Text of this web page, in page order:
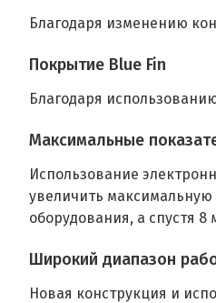
Благодаря изменению
Покрытие Blue Fin
Благодаря
Максимальные
Использование
увеличить максимальную
оборудования, а спустя
Широкий диапазон
Новая конструкция и